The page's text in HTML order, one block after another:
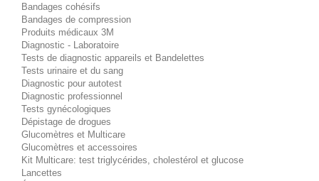
Bandages cohésifs
Bandages de compression
Produits médicaux 3M
Diagnostic - Laboratoire
Tests de diagnostic appareils et Bandelettes
Tests urinaire et du sang
Diagnostic pour autotest
Diagnostic professionnel
Tests gynécologiques
Dépistage de drogues
Glucomètres et Multicare
Glucomètres et accessoires
Kit Multicare: test triglycérides, cholestérol et glucose
Lancettes